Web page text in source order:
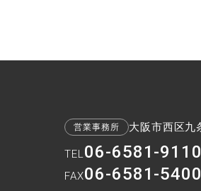
営業事務所 大阪市西区九
TEL06-6581-9110
FAX06-6581-5400